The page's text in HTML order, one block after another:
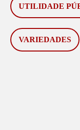
UTILIDADE
VARIEDADES